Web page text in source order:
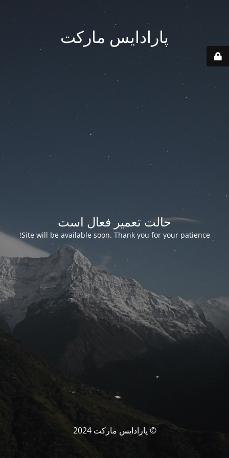
پارادایس مارکت
حالت تعمیر فعال است
Site will be available soon. Thank you for your patience!
© پارادایس مارکت 2024